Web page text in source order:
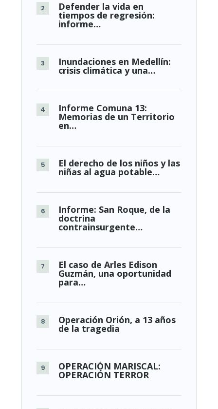
Defender la vida en
tiempos de regresión:
informe…
Inundaciones en Medellín:
crisis climática y una…
Informe Comuna 13:
Memorias de un Territorio
en…
El derecho de los niños y las
niñas al agua potable…
Informe: San Roque, de la
doctrina
contrainsurgente…
El caso de Arles Edison
Guzmán, una oportunidad
para…
Operación Orión, a 13 años
de la tragedia
OPERACIÓN MARISCAL:
OPERACIÓN TERROR